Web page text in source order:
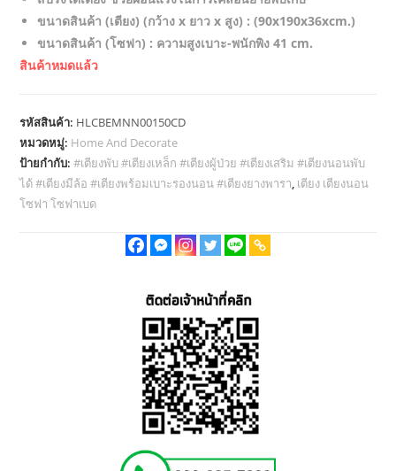
ขนาดสินค้า (เตียง) (กว้าง x ยาว x สูง) : (90x190x36xcm.)
ขนาดสินค้า (โซฟา) : ความสูงเบาะ-พนักพิง 41 cm.
สินค้าหมดแล้ว
รหัสสินค้า: HLCBEMNN00150CD
หมวดหมู่: Home And Decorate
ป้ายกำกับ:#เตียงพับ #เตียงเหล็ก #เตียงผู้ป่วย #เตียงเสริม #เตียงนอนพับ
ได้ #เตียงมีล้อ #เตียงพร้อมเบาะรองนอน #เตียงยางพารา เตียง เตียงนอน
โซฟา โซฟาเบด